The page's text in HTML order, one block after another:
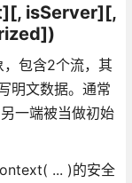
isServer][,
包含2个流，其
明文数据。通常
一端被当做初始
... )的安全